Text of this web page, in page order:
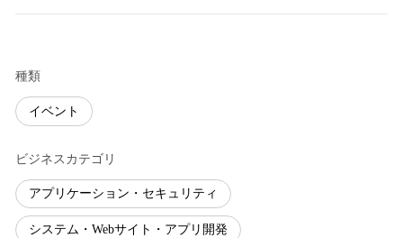
種類
イベント
ビジネスカテゴリ
アプリケーション・セキュリティ
システム・Webサイト・アプリ開発